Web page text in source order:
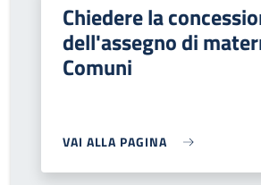
Chiedere la
dell'assegno di
Comuni
VAI ALLA PAGINA